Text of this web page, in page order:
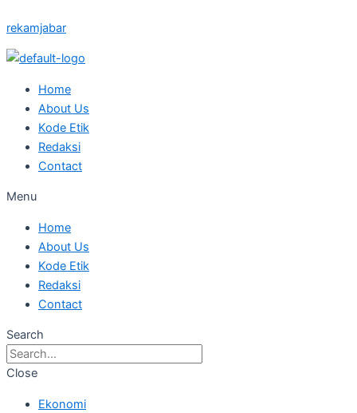
to
content
rekamjabar
Home
About Us
Kode Etik
Redaksi
Contact
Menu
Home
About Us
Kode Etik
Redaksi
Contact
Search
Close
Ekonomi